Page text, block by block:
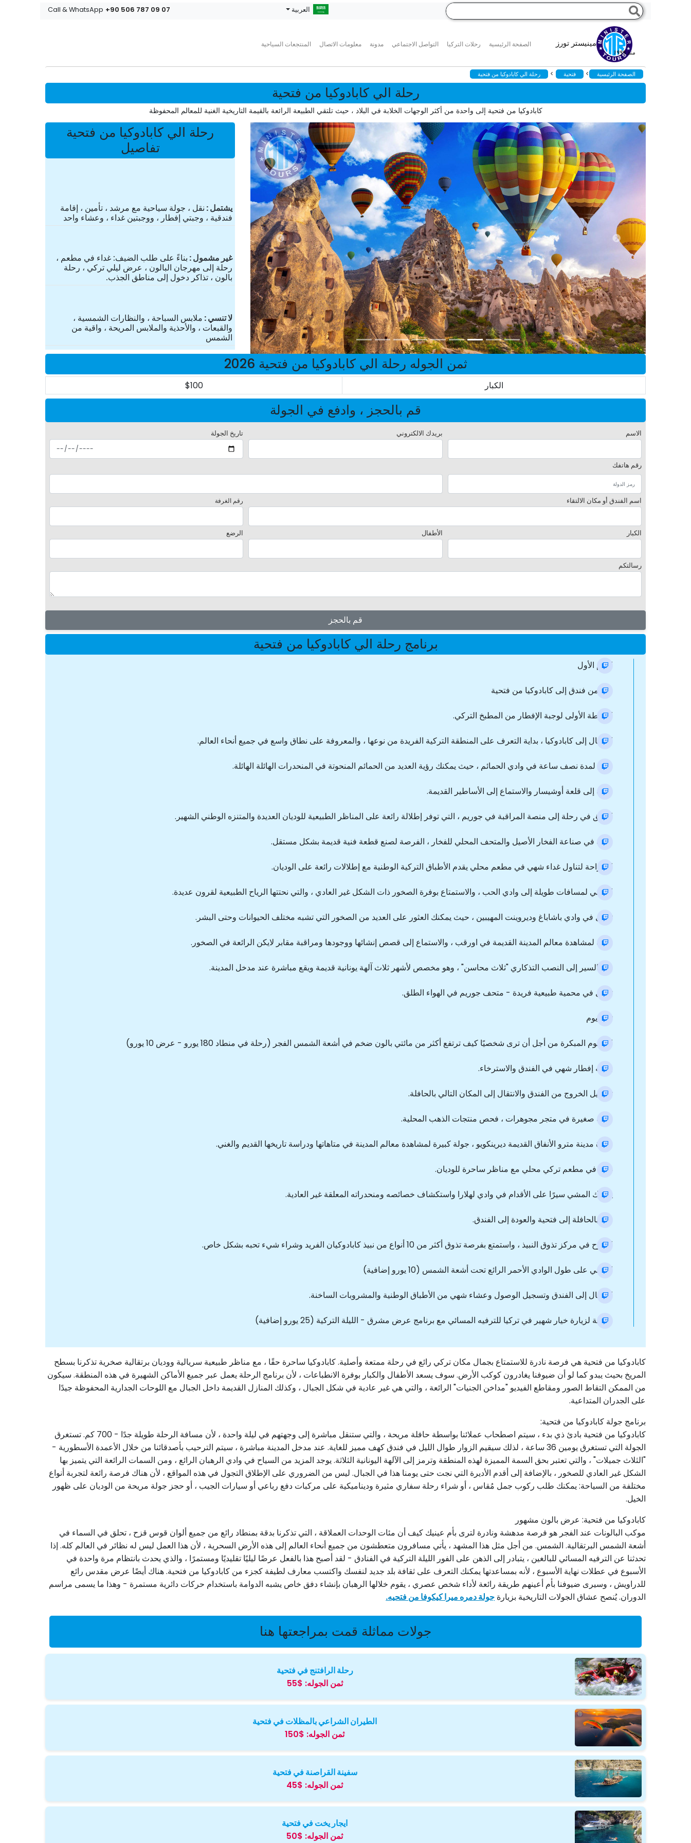
مينيستر تورز
منذ ١٩٩٩
الصفحة الرئيسية رحلات التركيا التواصل الاجتماعي مدونة معلومات الاتصال المنتجعات السياحية
العربية Call & WhatsApp +90 506 787 09 07
الصفحة الرئيسية > فتحية > رحلة الي كابادوكيا من فتحية
رحلة الي كابادوكيا من فتحية
كابادوكيا من فتحية إلى واحدة من أكثر الوجهات الخلابة في البلاد ، حيث تلتقي الطبيعة الرائعة بالقيمة التاريخية الغنية للمعالم المحفوظة
رحلة الي كابادوكيا من فتحية
تفاصيل
یشتمل نقل ، جولة سياحية مع مرشد ، تأمين ، إقامة
فندقية ، وجبتي إفطار ، ووجبتين غداء ، وعشاء واحد
غير مشمول بناءً على طلب الضيف: غداء في مطعم ،
رحلة إلى مهرجان البالون ، عرض ليلي تركي ، رحلة
بالون ، تذاكر دخول إلى مناطق الجذب.
لا تنسي ملابس السباحة ، والنظارات الشمسية ،
والقبعات ، والأحذية والملابس المريحة ، واقية من
الشمس
ثمن الجوله رحلة الي كابادوكيا من فتحية 2026
الكبار $100
قم بالحجز ، وادفع في الجولة
الاسم بريدك الالكتروني تاريخ الجولة
رقم هاتفك
اسم الفندق أو مكان الالتقاء رقم الغرفة
الكبار الأطفال الرضع
رسالتكم
قم بالحجز
برنامج رحلة الي كابادوكيا من فتحية
اليوم الأول
نقل من فندق إلى كابادوكيا من فتحية
المحطة الأولى لوجبة الإفطار من المطبخ التركي.
الانتقال إلى كابادوكيا ، بداية التعرف على المنطقة التركية الفريدة من نوعها ، والمعروفة على نطاق واسع في جميع أنحاء العالم.
نزهة لمدة نصف ساعة في وادي الحمائم ، حيث يمكنك رؤية العديد من الحمائم المنحوتة في المنحدرات الهائلة الهائلة.
رحلة إلى قلعة أوشيسار والاستماع إلى الأساطير القديمة.
انطلق في رحلة إلى منصة المراقبة في جوريم ، التي توفر إطلالة رائعة على المناظر الطبيعية للوديان العديدة والمتنزه الوطني الشهير.
جولة في صناعة الفخار الأصيل والمتحف المحلي للفخار ، الفرصة لصنع قطعة فنية قديمة بشكل مستقل.
استراحة لتناول غداء شهي في مطعم محلي يقدم الأطباق التركية الوطنية مع إطلالات رائعة على الوديان.
المشي لمسافات طويلة إلى وادي الحب ، والاستمتاع بوفرة الصخور ذات الشكل غير العادي ، والتي نحتتها الرياح الطبيعية لقرون عديدة.
تجول في وادي باشاباغ وديروينت المهيبين ، حيث يمكنك العثور على العديد من الصخور التي تشبه مختلف الحيوانات وحتى البشر.
جولة لمشاهدة معالم المدينة القديمة في اورقب ، والاستماع إلى قصص إنشائها ووجودها ومراقبة مقابر لايكن الرائعة في الصخور.
قم بالسير إلى النصب التذكاري "ثلاث محاسن" ، وهو مخصص لأشهر ثلاث آلهة يونانية قديمة ويقع مباشرة عند مدخل المدينة.
تجول في محمية طبيعية فريدة - متحف جوريم في الهواء الطلق.
ثاني يوم
الرسوم المبكرة من أجل أن ترى شخصيًا كيف ترتفع أكثر من مائتي بالون ضخم في أشعة الشمس الفجر (رحلة في منطاد 180 يورو - عرض 10 يورو)
بوفيه إفطار شهي في الفندق والاسترخاء.
تسجيل الخروج من الفندق والانتقال إلى المكان التالي بالحافلة.
جولة صغيرة في متجر مجوهرات ، فحص منتجات الذهب المحلية.
زيارة مدينة مترو الأنفاق القديمة ديرينكويو ، جولة كبيرة لمشاهدة معالم المدينة في متاهاتها ودراسة تاريخها القديم والغني.
غداء في مطعم تركي محلي مع مناظر ساحرة للوديان.
يمكنك المشي سيرًا على الأقدام في وادي لهلارا واستكشاف خصائصه ومنحدراته المعلقة غير العادية.
نقل بالحافلة إلى فتحية والعودة إلى الفندق.
استرح في مركز تذوق النبيذ ، واستمتع بفرصة تذوق أكثر من 10 أنواع من نبيذ كابادوكيان الفريد وشراء شيء تحبه بشكل خاص.
المشي على طول الوادي الأحمر الرائع تحت أشعة الشمس (10 يورو إضافية)
الانتقال إلى الفندق وتسجيل الوصول وعشاء شهي من الأطباق الوطنية والمشروبات الساخنة.
فرصة لزيارة خيار شهير في تركيا للترفيه المسائي مع برنامج عرض مشرق - الليلة التركية (25 يورو إضافية)
كابادوكيا من فتحية هي فرصة نادرة للاستمتاع بجمال مكان تركي رائع في رحلة ممتعة وأصلية. كابادوكيا ساحرة حقًا ، مع مناظر طبيعية سريالية ووديان برتقالية صخرية تذكرنا بسطح
المريخ بحيث يبدو كما لو أن ضيوفنا يغادرون كوكب الأرض. سوف يسعد الأطفال والكبار بوفرة الانطباعات ، لأن برنامج الرحلة يعمل عبر جميع الأماكن الشهيرة في هذه المنطقة. سيكون
من الممكن التقاط الصور ومقاطع الفيديو "مداخن الجنيات" الرائعة ، والتي هي غير عادية في شكل الجبال ، وكذلك المنازل القديمة داخل الجبال مع اللوحات الجدارية المحفوظة جيدًا
على الجدران المتداعية.
برنامج جولة كابادوكيا من فتحية:
كابادوكيا من فتحية بادئ ذي بدء ، سيتم اصطحاب عملائنا بواسطة حافلة مريحة ، والتي ستنقل مباشرة إلى وجهتهم في ليلة واحدة ، لأن مسافة الرحلة طويلة جدًا - 700 كم. تستغرق
الجولة التي تستغرق يومين 36 ساعة ، لذلك سيقيم الزوار طوال الليل في فندق كهف مميز للغاية. عند مدخل المدينة مباشرة ، سيتم الترحيب بأصدقائنا من خلال الأعمدة الأسطورية -
"الثلاث جميلات" ، والتي تعتبر بحق السمة المميزة لهذه المنطقة وترمز إلى الآلهة اليونانية الثلاثة. يوجد المزيد من السياح في وادي الرهبان الرائع ، ومن السمات الرائعة التي يتميز بها
الشكل غير العادي للصخور ، بالإضافة إلى أقدم الأديرة التي نجت حتى يومنا هذا في الجبال. ليس من الضروري على الإطلاق التجول في هذه المواقع ، لأن هناك فرصة رائعة لتجربة أنواع
مختلفة من السياحة: يمكنك طلب ركوب جمل مُقاس ، أو شراء رحلة سفاري مثيرة وديناميكية على مركبات دفع رباعي أو سيارات الجيب ، أو حجز جولة مريحة من الوديان على ظهور
الخيل.
كابادوكيا من فتحية: عرض بالون مشهور
موكب البالونات عند الفجر هو فرصة مدهشة ونادرة لترى بأم عينيك كيف أن مئات الوحدات العملاقة ، التي تذكرنا بدقة بمنطاد رائع من جميع ألوان قوس قزح ، تحلق في السماء في
أشعة الشمس البرتقالية. الشمس. من أجل مثل هذا المشهد ، يأتي مسافرون متعطشون من جميع أنحاء العالم إلى هذه الأرض السحرية ، لأن هذا العمل ليس له نظائر في العالم كله. إذا
تحدثنا عن الترفيه المسائي للبالغين ، يتبادر إلى الذهن على الفور الليلة التركية في الفنادق - لقد أصبح هذا بالفعل عرضًا ليليًا تقليديًا ومستمرًا ، والذي يحدث بانتظام مرة واحدة في
الأسبوع في عطلات نهاية الأسبوع ، لأنه بمساعدتها يمكنك التعرف على ثقافة بلد جديد لنفسك واكتسب معارف لطيفة كجزء من كابادوكيا من فتحية. هناك أيضًا عرض مقدس رائع
للدراويش ، وسيرى ضيوفنا بأم أعينهم طريقة رائعة لأداء شخص عصري ، يقوم خلالها الرهبان بإنشاء دفق خاص يشبه الدوامة باستخدام حركات دائرية مستمرة - وهذا ما يسمى مراسم
الدوران. يُنصح عشاق الجولات التاريخية بزيارة جولة دمره ميرا كيكوفا من فتحيه.
جولات مماثلة قمت بمراجعتها هنا
رحلة الرافتنج في فتحية
ثمن الجوله: $55
الطيران الشراعي بالمظلات في فتحية
ثمن الجوله: $150
سفينة القراصنة في فتحية
ثمن الجوله: $45
ايجار يخت في فتحية
ثمن الجوله: $50